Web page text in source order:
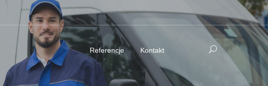
Referencje Kontakt